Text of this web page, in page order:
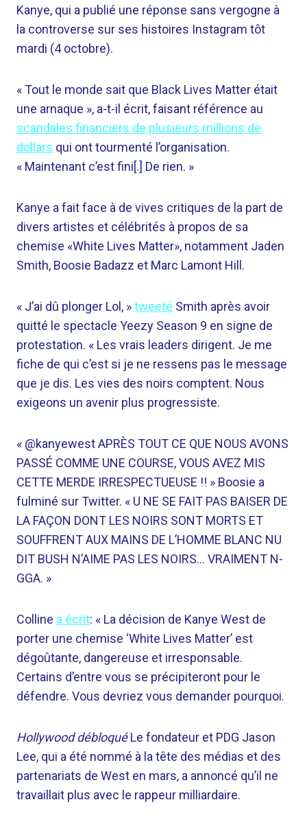
Kanye, qui a publié une réponse sans vergogne à
la controverse sur ses histoires Instagram tôt
mardi (4 octobre).
« Tout le monde sait que Black Lives Matter était
une arnaque », a-t-il écrit, faisant référence au
scandales financiers de plusieurs millions de
dollars qui ont tourmenté l’organisation.
« Maintenant c’est fini[.] De rien. »
Kanye a fait face à de vives critiques de la part de
divers artistes et célébrités à propos de sa
chemise «White Lives Matter», notamment Jaden
Smith, Boosie Badazz et Marc Lamont Hill.
« J’ai dû plonger Lol, »tweeté Smith après avoir
quitté le spectacle Yeezy Season 9 en signe de
protestation. « Les vrais leaders dirigent. Je me
fiche de qui c’est si je ne ressens pas le message
que je dis. Les vies des noirs comptent. Nous
exigeons un avenir plus progressiste.
« @kanyewest APRÈS TOUT CE QUE NOUS AVONS
PASSÉ COMME UNE COURSE, VOUS AVEZ MIS
CETTE MERDE IRRESPECTUEUSE !! » Boosie a
fulminé sur Twitter. « U NE SE FAIT PAS BAISER DE
LA FAÇON DONT LES NOIRS SONT MORTS ET
SOUFFRENT AUX MAINS DE L’HOMME BLANC NU
DIT BUSH N’AIME PAS LES NOIRS… VRAIMENT N-
GGA. »
Colline a écrit: « La décision de Kanye West de
porter une chemise ‘White Lives Matter’ est
dégoûtante, dangereuse et irresponsable.
Certains d’entre vous se précipiteront pour le
défendre. Vous devriez vous demander pourquoi.
Hollywood débloquéLe fondateur et PDG Jason
Lee, qui a été nommé à la tête des médias et des
partenariats de West en mars, a annoncé qu’il ne
travaillait plus avec le rappeur milliardaire.